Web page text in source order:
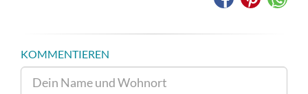
KOMMENTIEREN